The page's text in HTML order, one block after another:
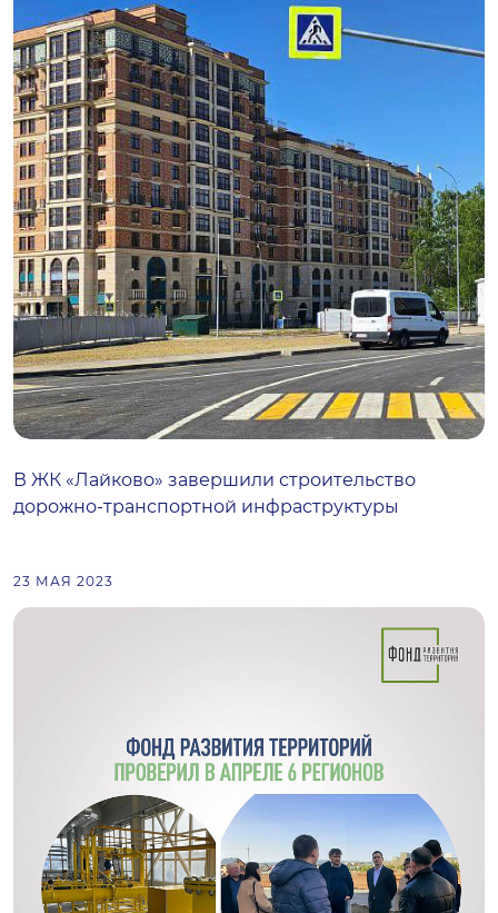
В ЖК «Лайково» завершили строительство
дорожно-транспортной инфраструктуры
23 МАЯ 2023